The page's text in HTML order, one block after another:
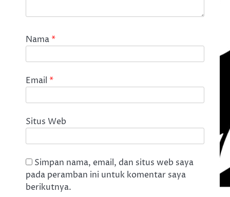
Nama*
Email *
Situs Web
Simpan nama, email, dan situs web saya
pada peramban ini untuk komentar saya
berikutnya.